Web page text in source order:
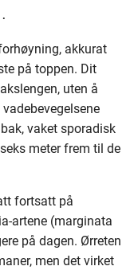
akkurat
på toppen. Dit
uten å
vaket sporadisk
meter frem til de
fortsatt på
artene (marginata
på dagen. Ørreten
men det virket